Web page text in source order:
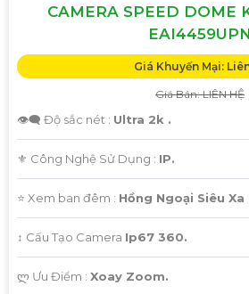
CAMERA SPEED DOME
Giá Khuyến Mại:
Giá Bán: LIÊN HỆ
👁️‍🗨 Độ sắc nét : Ultra 2k .
⚜️ Công Nghệ Sử Dụng : IP.
⭐ Xem ban đêm : Hồng Ngoại Siêu
↕️ Cấu Tạo Camera Ip67 360.
️ლ Ưu Điểm : Xoay Zoom.